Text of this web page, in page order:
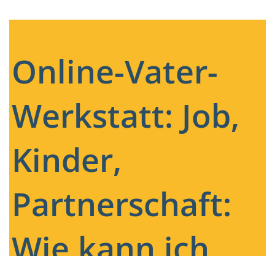
Online-Vater-
Werkstatt: Job,
Kinder,
Partnerschaft: